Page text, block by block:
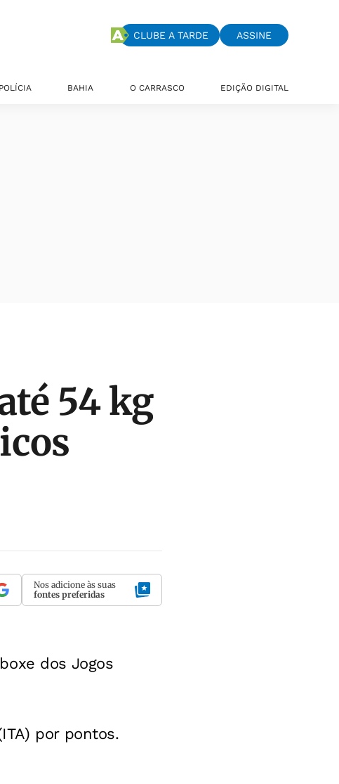
CLUBE A TARDE ASSINE
POLÍCIA BAHIA O CARRASCO EDIÇÃO DIGITAL
54 kg
Nos adicione às suas
fontes preferidas
dos Jogos
por pontos.